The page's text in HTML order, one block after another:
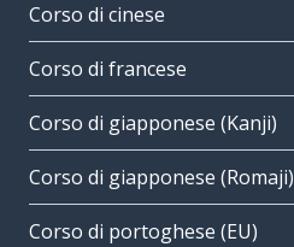
Corso di cinese
Corso di francese
Corso di giapponese (Kanji)
Corso di giapponese (Romaji)
Corso di portoghese (EU)